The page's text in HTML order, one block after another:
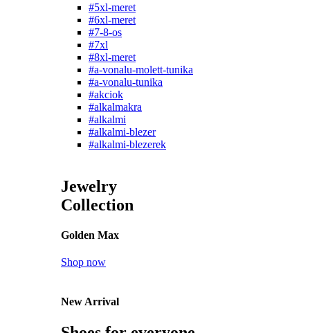
#5xl-meret
#6xl-meret
#7-8-os
#7xl
#8xl-meret
#a-vonalu-molett-tunika
#a-vonalu-tunika
#akciok
#alkalmakra
#alkalmi
#alkalmi-blezer
#alkalmi-blezerek
Jewelry
Collection
Golden Max
Shop now
New Arrival